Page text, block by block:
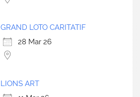
GRAND LOTO CARITATIF
28 Mar 26
LIONS ART